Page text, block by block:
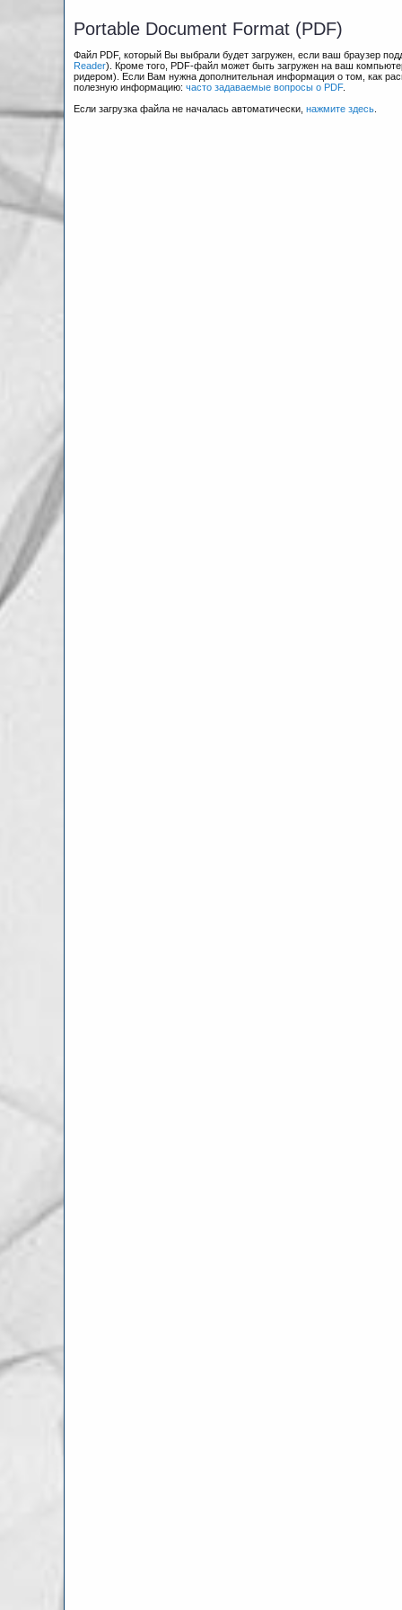
Portable Document Format (PDF)
Файл PDF, который Вы выбрали будет загружен, если ваш браузер
Reader). Кроме того, PDF-файл может быть загружен на ваш
ридером). Если Вам нужна дополнительная информация о том, как
полезную информацию:часто задаваемые вопросы о PDF.
Если загрузка файла не началась автоматически,нажмите здесь